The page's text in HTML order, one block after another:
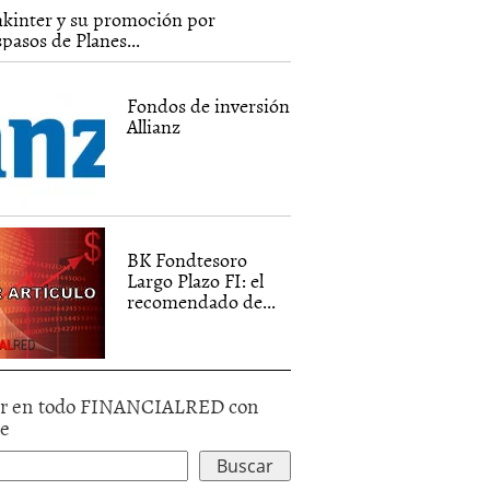
y su promoción por
de Planes...
Fondos de inversión
Allianz
BK Fondtesoro
Largo Plazo FI: el
recomendado de...
en todo FINANCIALRED con